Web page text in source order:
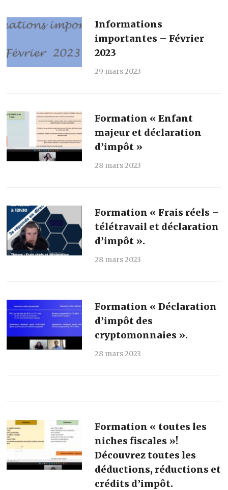
Informations
importantes – Février
2023
29 mars 2023
Formation « Enfant
majeur et déclaration
d’impôt »
28 mars 2023
Formation « Frais réels –
télétravail et déclaration
d’impôt ».
28 mars 2023
Formation « Déclaration
d’impôt des
cryptomonnaies ».
28 mars 2023
Formation « toutes les
niches fiscales »!
Découvrez toutes les
déductions, réductions et
crédits d’impôt.